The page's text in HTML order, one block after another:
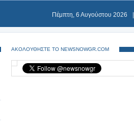
Πέμπτη, 6 Αυγούστου 2026
ΑΚΟΛΟΥΘΗΣΤΕ ΤΟ NEWSNOWGR.COM